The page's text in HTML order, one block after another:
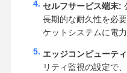
セルフサービス端末:
長期的な耐久性を必
ケットシステムに電力
エッジコンピューテ
リティ監視の設定で